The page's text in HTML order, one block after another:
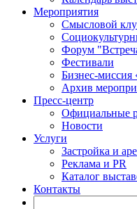
Мероприятия
Смысловой
Форум
Фестивали
Бизнес-миссия
Архив
Пресс-центр
Официальные
Новости
Услуги
Застройка и
Реклама и PR
Каталог
Контакты